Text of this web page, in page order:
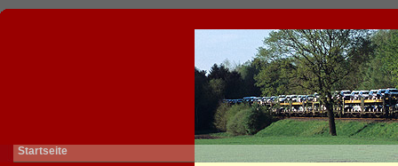
Startseite